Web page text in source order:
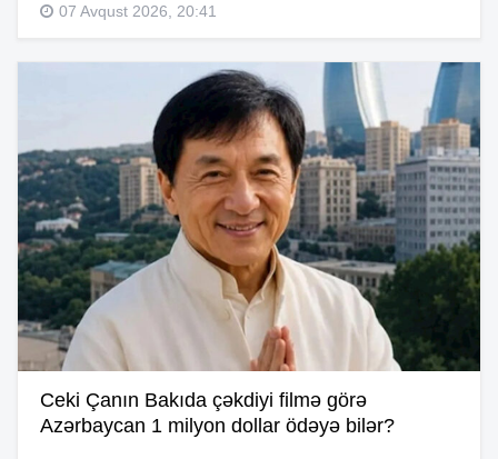
07 Avqust 2026, 20:41
Ceki Çanın Bakıda çəkdiyi filmə görə
Azərbaycan 1 milyon dollar ödəyə bilər?